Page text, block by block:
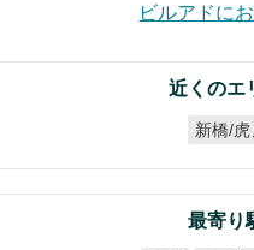
ビルアドに
近くのエ
新橋/
最寄り